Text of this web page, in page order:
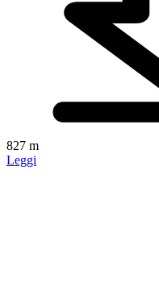
827 m
Leggi